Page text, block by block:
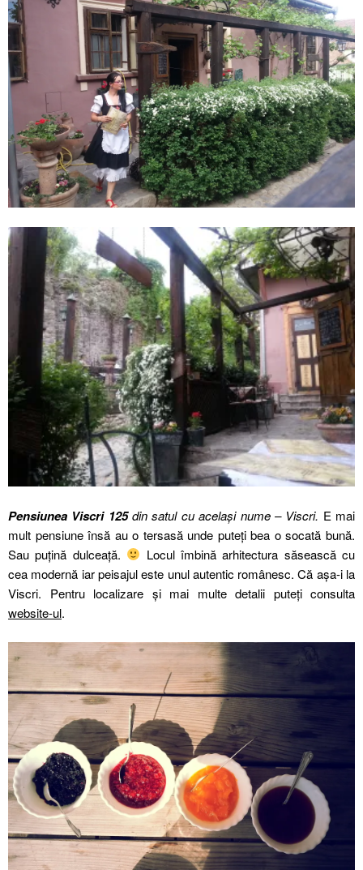
Pensiunea Viscri 125din satul cu același nume – Viscri. E mai
mult pensiune însă au o tersasă unde puteți bea o socată bună.
Sau puțină dulceață.
Locul îmbină arhitectura săsească cu
cea modernă iar peisajul este unul autentic românesc. Că așa-i la
Viscri. Pentru localizare și mai multe detalii puteți consulta
website-ul.